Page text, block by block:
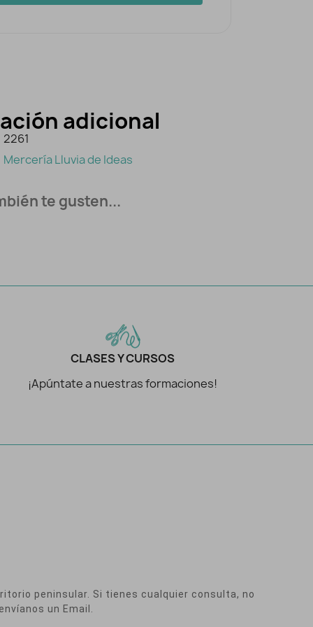
adicional
2261
Mercería Lluvia de Ideas
te gusten...
CLASES Y CURSOS
¡Apúntate a nuestras formaciones!
peninsular. Si tienes cualquier consulta, no
un Email.